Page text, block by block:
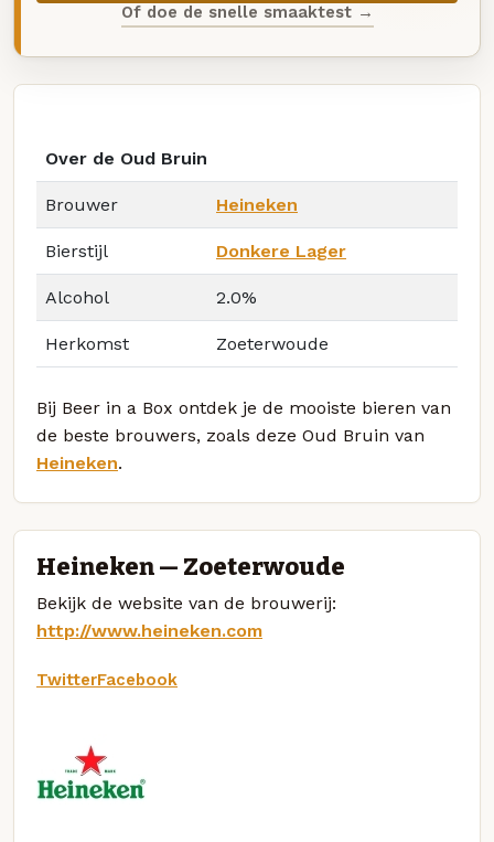
Of doe de snelle smaaktest →
Over de Oud Bruin
Brouwer Heineken
Bierstijl Donkere Lager
Alcohol 2.0%
Herkomst Zoeterwoude
Bij Beer in a Box ontdek je de mooiste bieren van
de beste brouwers, zoals deze Oud Bruin van
Heineken.
Heineken — Zoeterwoude
Bekijk de website van de brouwerij:
http://www.heineken.com
TwitterFacebook